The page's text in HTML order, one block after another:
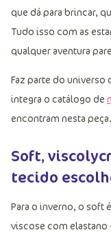
que dá para brincar,
Tudo isso com as
qualquer aventura
Faz parte do universo
integra o catálogo de
encontram nesta peça.
Soft,
tecido
Para o inverno, o soft
viscose com